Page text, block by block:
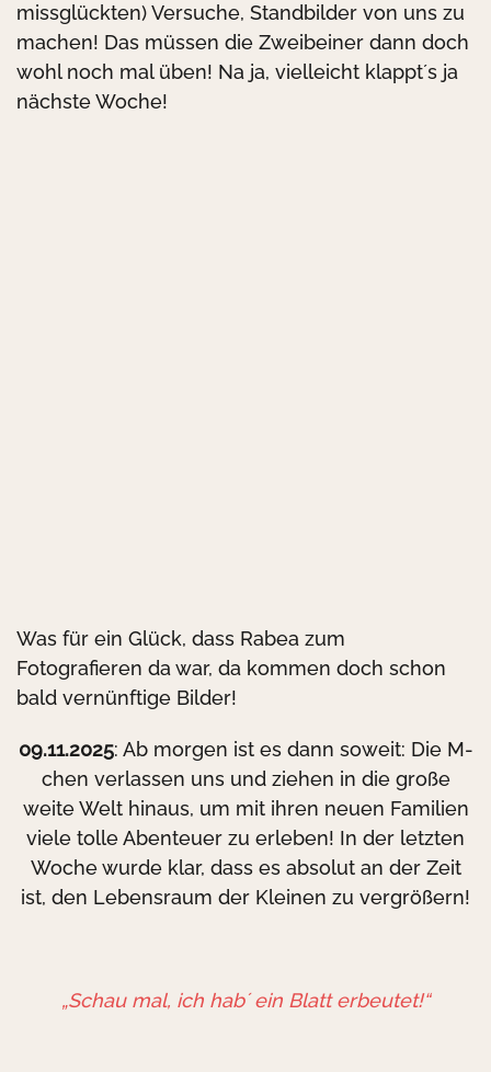
missglückten) Versuche, Standbilder von uns zu
machen! Das müssen die Zweibeiner dann doch
wohl noch mal üben! Na ja, vielleicht klappt´s ja
nächste Woche!
Was für ein Glück, dass Rabea zum
Fotografieren da war, da kommen doch schon
bald vernünftige Bilder!
09.11.2025: Ab morgen ist es dann soweit: Die M-
chen verlassen uns und ziehen in die große
weite Welt hinaus, um mit ihren neuen Familien
viele tolle Abenteuer zu erleben! In der letzten
Woche wurde klar, dass es absolut an der Zeit
ist, den Lebensraum der Kleinen zu vergrößern!
„Schau mal, ich hab´ ein Blatt erbeutet!“